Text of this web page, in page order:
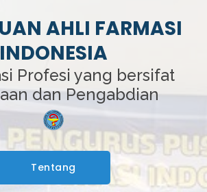
AHLI FARMASI
INDONESIA
Profesi yang bersifat
dan Pengabdian
Tentang